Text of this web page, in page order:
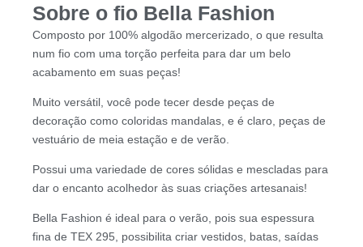
Sobre o fio Bella Fashion
Composto por 100% algodão mercerizado, o que resulta
num fio com uma torção perfeita para dar um belo
acabamento em suas peças!
Muito versátil, você pode tecer desde peças de
decoração como coloridas mandalas, e é claro, peças de
vestuário de meia estação e de verão.
Possui uma variedade de cores sólidas e mescladas para
dar o encanto acolhedor às suas criações artesanais!
Bella Fashion é ideal para o verão, pois sua espessura
fina de TEX 295, possibilita criar vestidos, batas, saídas